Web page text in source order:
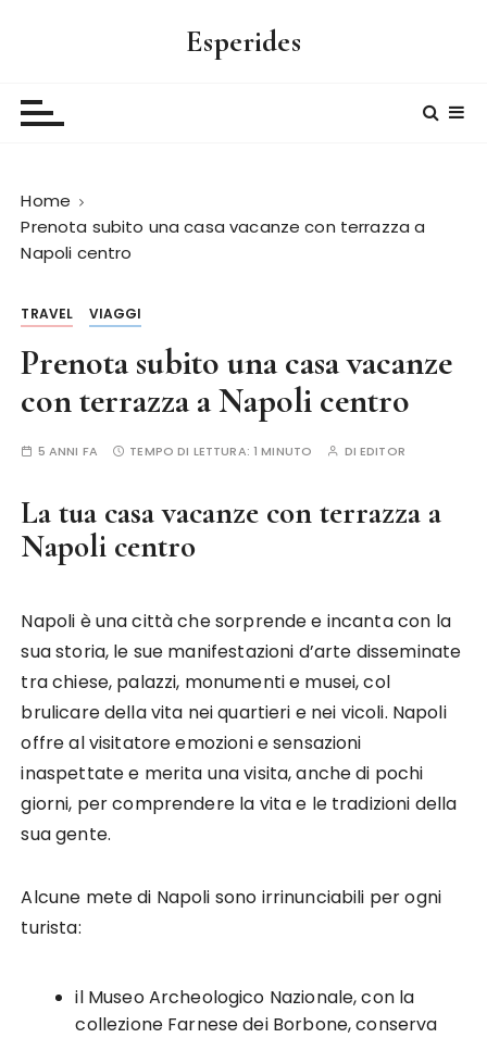
Esperides
Home
Prenota subito una casa vacanze con terrazza a
Napoli centro
TRAVEL VIAGGI
Prenota subito una casa vacanze
con terrazza a Napoli centro
5 ANNI FA TEMPO DI LETTURA:1 MINUTO DI EDITOR
La tua casa vacanze con terrazza a
Napoli centro
Napoli è una città che sorprende e incanta con la
sua storia, le sue manifestazioni d’arte disseminate
tra chiese, palazzi, monumenti e musei, col
brulicare della vita nei quartieri e nei vicoli. Napoli
offre al visitatore emozioni e sensazioni
inaspettate e merita una visita, anche di pochi
giorni, per comprendere la vita e le tradizioni della
sua gente.
Alcune mete di Napoli sono irrinunciabili per ogni
turista:
il Museo Archeologico Nazionale, con la
collezione Farnese dei Borbone, conserva